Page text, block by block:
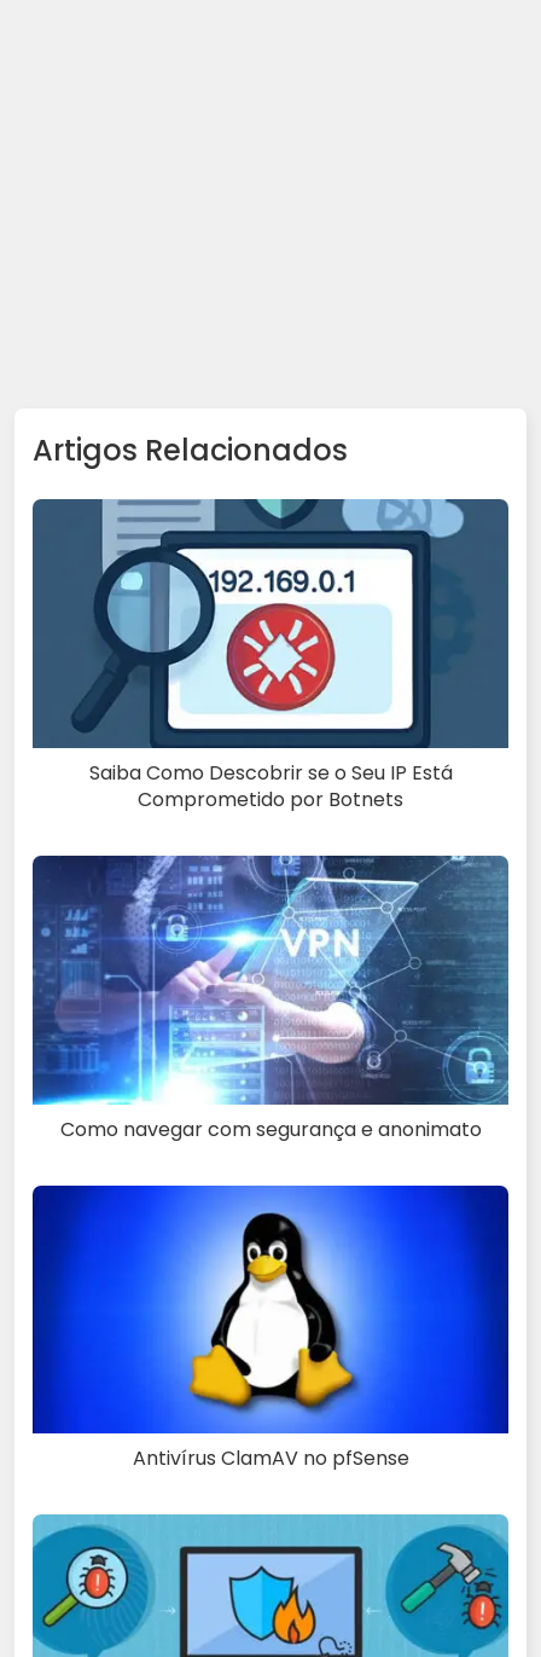
Artigos Relacionados
Saiba Como Descobrir se o Seu IP Está
Comprometido por Botnets
Como navegar com segurança e anonimato
Antivírus ClamAV no pfSense